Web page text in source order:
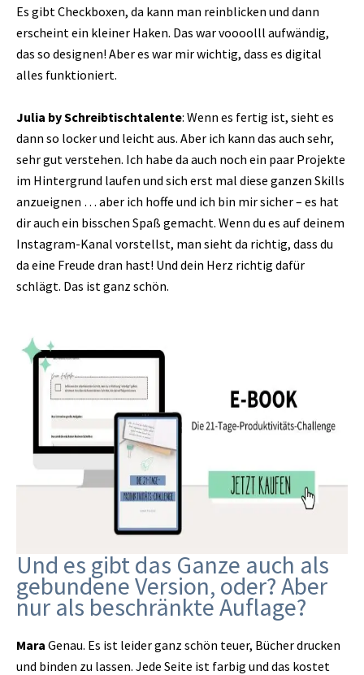
Es gibt Checkboxen, da kann man reinblicken und dann
erscheint ein kleiner Haken. Das war voooolll aufwändig,
das so designen! Aber es war mir wichtig, dass es digital
alles funktioniert.
Julia by Schreibtischtalente: Wenn es fertig ist, sieht es
dann so locker und leicht aus. Aber ich kann das auch sehr,
sehr gut verstehen. Ich habe da auch noch ein paar Projekte
im Hintergrund laufen und sich erst mal diese ganzen Skills
anzueignen … aber ich hoffe und ich bin mir sicher – es hat
dir auch ein bisschen Spaß gemacht. Wenn du es auf deinem
Instagram-Kanal vorstellst, man sieht da richtig, dass du
da eine Freude dran hast! Und dein Herz richtig dafür
schlägt. Das ist ganz schön.
Und es gibt das Ganze auch als
gebundene Version, oder? Aber
nur als beschränkte Auflage?
Mara Genau. Es ist leider ganz schön teuer, Bücher drucken
und binden zu lassen. Jede Seite ist farbig und das kostet